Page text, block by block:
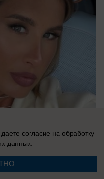
Польша
согласие на обработку
данных.